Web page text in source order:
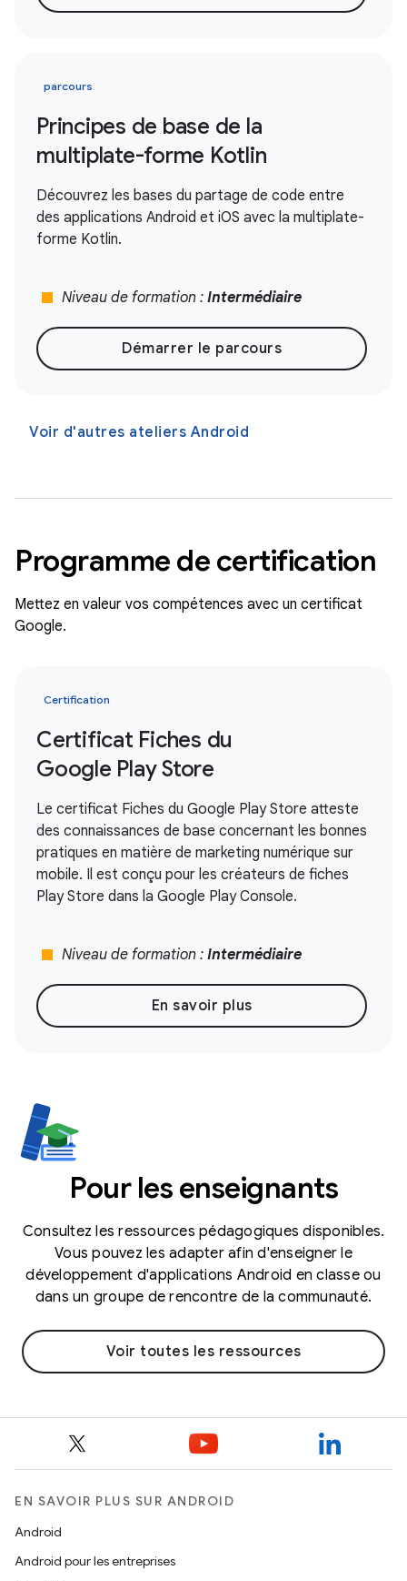
parcours
Principes de base de la
multiplate-forme Kotlin
Découvrez les bases du partage de code entre
des applications Android et iOS avec la multiplate-
forme Kotlin.
stop Niveau de formation : Intermédiaire
Démarrer le parcours
Voir d'autres ateliers Android
Programme de certification
Mettez en valeur vos compétences avec un certificat
Google.
Certification
Certificat Fiches du
Google Play Store
Le certificat Fiches du Google Play Store atteste
des connaissances de base concernant les bonnes
pratiques en matière de marketing numérique sur
mobile. Il est conçu pour les créateurs de fiches
Play Store dans la Google Play Console.
stop Niveau de formation : Intermédiaire
En savoir plus
Pour les enseignants
Consultez les ressources pédagogiques disponibles.
Vous pouvez les adapter afin d'enseigner le
développement d'applications Android en classe ou
dans un groupe de rencontre de la communauté.
Voir toutes les ressources
EN SAVOIR PLUS SUR ANDROID
Android
Android pour les entreprises